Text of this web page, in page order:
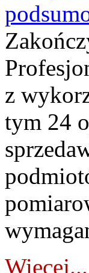
z
tym 24
Więcej...